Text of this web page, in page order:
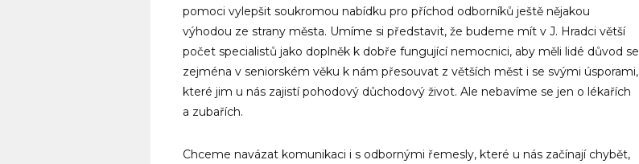
pomoci vylepšit soukromou nabídku pro příchod odborníků ještě nějakou
výhodou ze strany města. Umíme si představit, že budeme mít v J. Hradci větší
počet specialistů jako doplněk k dobře fungující nemocnici, aby měli lidé důvod se
zejména v seniorském věku k nám přesouvat z větších měst i se svými úsporami,
které jim u nás zajistí pohodový důchodový život. Ale nebavíme se jen o lékařích
a zubařích.
Chceme navázat komunikaci i s odbornými řemesly, které u nás začínají chybět,